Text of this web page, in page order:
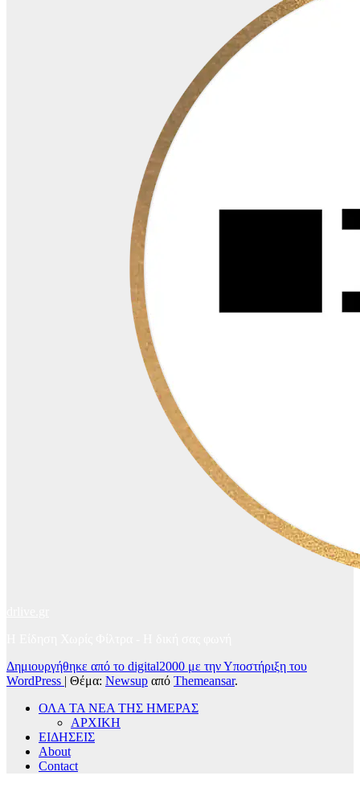
Δημιουργήθηκε από το digital2000 με την Υποστήριξη του
WordPress | Θέμα: Newsup από Themeansar.
ΟΛΑ ΤΑ ΝΕΑ ΤΗΣ ΗΜΕΡΑΣ
ΑΡΧΙΚΗ
ΕΙΔΗΣΕΙΣ
About
Contact